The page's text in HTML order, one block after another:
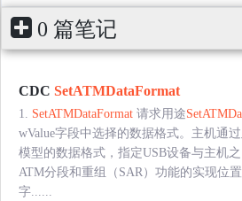
0 篇笔记
CDC SetATMDataFormat
1. SetATMDataFormat 请求用途
wValue字段中选择的数据格式。主机通
模型的数据格式，指定USB设备与主机
ATM分段和重组（SAR）功能的实现位
字......